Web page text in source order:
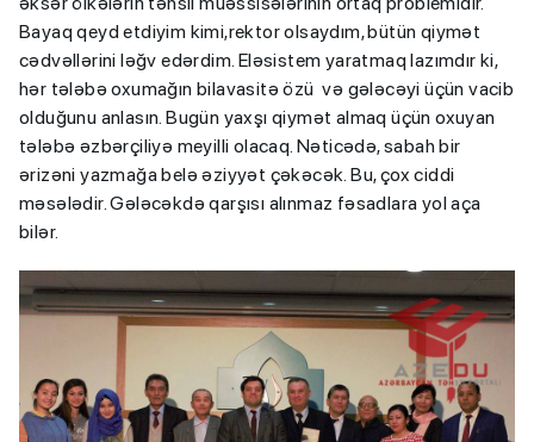
Bayaq qeyd etdiyim kimi,rektor olsaydım, bütün qiymət
cədvəllərini ləğv edərdim. Eləsistem yaratmaq lazımdır ki,
hər tələbə oxumağın bilavasitə özü və gələcəyi üçün vacib
olduğunu anlasın. Bugün yaxşı qiymət almaq üçün oxuyan
tələbə əzbərçiliyə meyilli olacaq. Nəticədə, sabah bir
ərizəni yazmağa belə əziyyət çəkəcək. Bu, çox ciddi
məsələdir. Gələcəkdə qarşısı alınmaz fəsadlara yol aça
bilər.